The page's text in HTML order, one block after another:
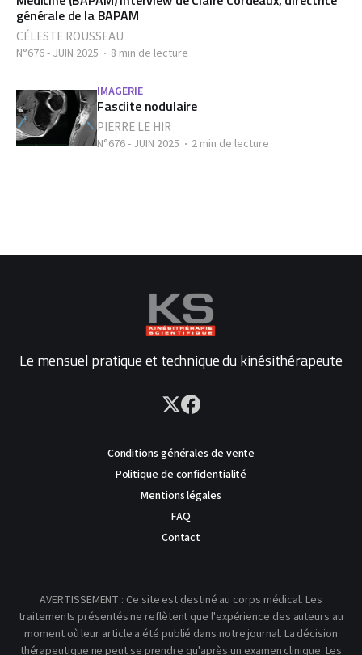
générale de la BAPAM
CÉLESTE ROUSSEAU
N°676 - JUIN 2025 8 min de lecture
IMAGERIE
Fasciite nodulaire
PIERRE LE HIR
N°676 - JUIN 2025 2 min de lecture
Le mensuel pratique et technique du kinésithérapeute
Conditions générales de vente
Politique de confidentialité
Mentions légales
FAQ
Contact
AVERTISSEMENT : Ce site est destiné au corps médical. Les
traitements présentés ne reflètent que l'expérience des auteurs au
moment où leur article a été publié dans notre journal. La décision
thérapeutique ne peut se prendre qu'après un examen clinique. Les